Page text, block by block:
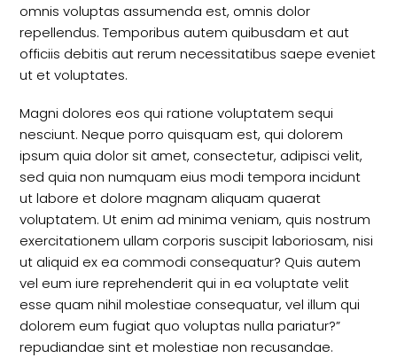
omnis voluptas assumenda est, omnis dolor
repellendus. Temporibus autem quibusdam et aut
officiis debitis aut rerum necessitatibus saepe eveniet
ut et voluptates.
Magni dolores eos qui ratione voluptatem sequi
nesciunt. Neque porro quisquam est, qui dolorem
ipsum quia dolor sit amet, consectetur, adipisci velit,
sed quia non numquam eius modi tempora incidunt
ut labore et dolore magnam aliquam quaerat
voluptatem. Ut enim ad minima veniam, quis nostrum
exercitationem ullam corporis suscipit laboriosam, nisi
ut aliquid ex ea commodi consequatur? Quis autem
vel eum iure reprehenderit qui in ea voluptate velit
esse quam nihil molestiae consequatur, vel illum qui
dolorem eum fugiat quo voluptas nulla pariatur?”
repudiandae sint et molestiae non recusandae.